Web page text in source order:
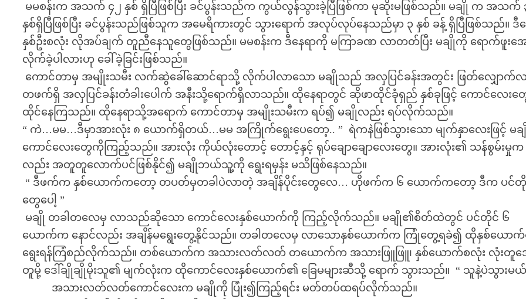
မမစန်းက အသက် ၄၂ နှစ် ရှိပြီဖြစ်ပြီး ခင်ပွန်းသည်က ကွယ်လွန်သွားခဲ့ပြီဖြစ်ကာ မုဆိုးမဖြစ်သည်။ မချို က အသက်
နှစ်ရှိပြီဖြစ်ပြီး ခင်ပွန်းသည်ဖြစ်သူက အမေရိကားတွင် သွားရောက် အလုပ်လုပ်နေသည်မှာ ၃ နှစ် ခန့် ရှိပြီဖြစ်သည်။ ဒီ
နှစ်ဦးစလုံး လိုအပ်ချက် တူညီနေသူတွေဖြစ်သည်။ မမစန်းက ဒီနေရာကို မကြာခဏ လာတတ်ပြီး မချိုကို ရောက်ဖူးအ
လိုက်ခဲ့ပါလားဟု ခေါ်ခဲ့ခြင်းဖြစ်သည်။
ကောင်တာမှ အမျိုးသမီး လက်ဆွဲခေါ်ဆောင်ရာသို့ လိုက်ပါလာသော မချိုသည် အလှပြင်ခန်းအတွင်း ဖြတ်လျှောက်လာ
တဖက်ရှိ အလှပြင်ခန်းတံခါးပေါက် အနီးသို့ရောက်ရှိလာသည်။ ထိုနေရာတွင် ဆိုဖာထိုင်ခုံရှည် နှစ်ခုဖြင့် ကောင်လေးတွ
ထိုင်နေကြသည်။ ထိုနေရာသို့အရောက် ကောင်တာမှ အမျိုးသမီးက ရပ်၍ မချိုလည်း ရပ်လိုက်သည်။
“ ကဲ…မမ…ဒီမှာအားလုံး ၈ ယောက်ရှိတယ်…မမ အကြိုက်ရွေးပေတော့.. ” ရဲကနဲဖြစ်သွားသော မျက်နှာလေးဖြင့် မ
ကောင်လေးတွေကိုကြည့်သည်။ အားလုံး ကိုယ်လုံးတောင့် တောင့်နှင့် ရုပ်ချောချောလေးတွေ။ အားလုံး၏ သန်စွမ်းမှုက
လည်း အတူတူလောက်ပင်ဖြစ်နိုင်၍ မချိုဘယ်သူ့ကို ရွေးရမှန်း မသိဖြစ်နေသည်။
“ ဒီဖက်က နှစ်ယောက်ကတော့ တပတ်မှတခါပဲလာတဲ့ အချိန်ပိုင်းတွေလေ… ဟိုဖက်က ၆ ယောက်ကတော့ ဒီက ပင်
တွေပေါ့ ”
မချို တခါတလေမှ လာသည်ဆိုသော ကောင်လေးနှစ်ယောက်ကို ကြည့်လိုက်သည်။ မချို၏စိတ်ထဲတွင် ပင်တိုင် ၆
ယောက်က နောင်လည်း အချိန်မရွေးတွေ့နိုင်သည်။ တခါတလေမှ လာသောနှစ်ယောက်က ကြုံတွေ့ရခဲ၍ ထိုနှစ်ယော
ရွေးရန်ကြံစည်လိုက်သည်။ တစ်ယောက်က အသားလတ်လတ် တယောက်က အသားဖြူဖြူ၊ နှစ်ယောက်စလုံး လုံးတူဒ
တူမို့ ဒေါ်ချိုချိုမိုးသူ၏ မျက်လုံးက ထိုကောင်လေးနှစ်ယောက်၏ ခြေမများဆီသို့ ရောက် သွားသည်။ “ သူနဲ့ပဲသွားမယ်
အသားလတ်လတ်ကောင်လေးက မချိုကို ပြုံး၍ကြည့်ရင်း မတ်တပ်ထရပ်လိုက်သည်။